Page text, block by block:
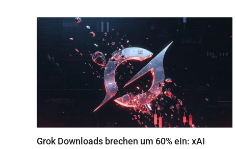
Grok Downloads brechen um 60% ein: xAI